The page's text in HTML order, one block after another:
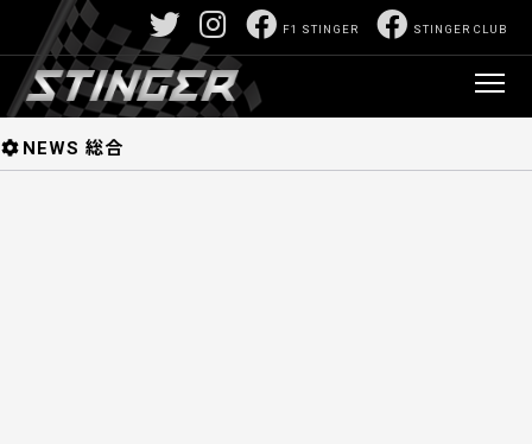
STINGER CLUB
F1 STINGER
F1/モータースポーツ深堀サイト:山口正己責任編
集 F1 STINGER 【スティンガー】>オリジナル
リリース> 2018
NEWS
NEWS 総合